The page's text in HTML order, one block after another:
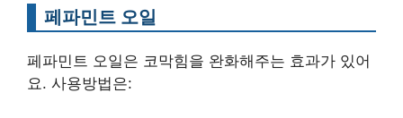
페파민트 오일
페파민트 오일은 코막힘을 완화해주는 효과가 있어
요. 사용방법은: